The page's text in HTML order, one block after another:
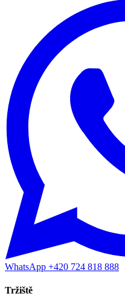
WhatsApp +420 724 818 888
Tržiště